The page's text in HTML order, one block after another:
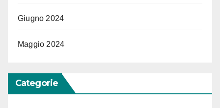
Giugno 2024
Maggio 2024
Categorie